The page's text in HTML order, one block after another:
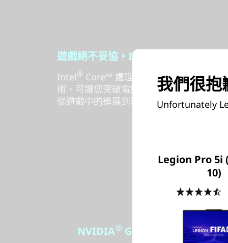
遊戲絕不妥協。Intel ®
Intel® Core™ 處理器特色為新型最佳化
術，可讓您突破電競且超越創作極限。
從遊戲中的進展到現實生活中的改善，
NVIDIA® GeForce RTX™ 顯示
我們很抱
Unfortunately
Legion Pro 5i
10)